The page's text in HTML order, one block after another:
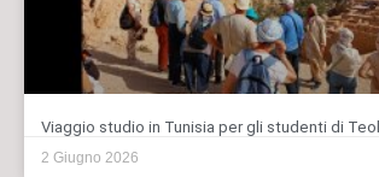
Viaggio studio in Tunisia per gli studenti di
2 Giugno 2026